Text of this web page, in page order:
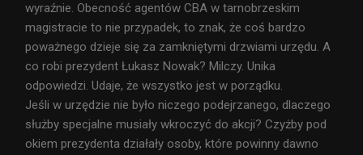
wyraźnie. Obecność agentów CBA w tarnobrzeskim
magistracie to nie przypadek, to znak, że coś bardzo
poważnego dzieje się za zamkniętymi drzwiami urzędu. A
co robi prezydent Łukasz Nowak? Milczy. Unika
odpowiedzi. Udaje, że wszystko jest w porządku.
Jeśli w urzędzie nie było niczego podejrzanego, dlaczego
służby specjalne musiały wkroczyć do akcji? Czyżby pod
okiem prezydenta działały osoby, które powinny dawno